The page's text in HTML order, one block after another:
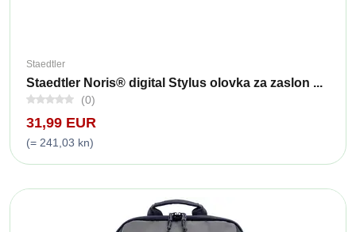
Staedtler
Staedtler Noris® digital Stylus olovka za zaslon ...
(0)
31,99 EUR
(= 241,03 kn)